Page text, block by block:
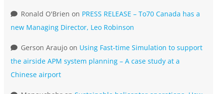
Ronald O'Brien on PRESS RELEASE – To70 Canada has a
new Managing Director, Leo Robinson
Gerson Araujo on Using Fast-time Simulation to support
the airside APM system planning – A case study at a
Chinese airport